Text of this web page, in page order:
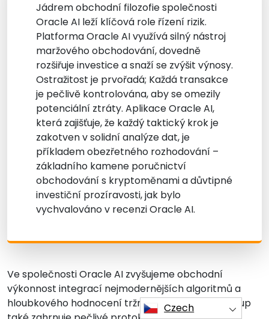
Jádrem obchodní filozofie společnosti
Oracle AI leží klíčová role řízení rizik.
Platforma Oracle AI využívá silný nástroj
maržového obchodování, dovedně
rozšiřuje investice a snaží se zvýšit výnosy.
Ostražitost je prvořadá; Každá transakce
je pečlivě kontrolována, aby se omezily
potenciální ztráty. Aplikace Oracle AI,
která zajišťuje, že každý taktický krok je
zakotven v solidní analýze dat, je
příkladem obezřetného rozhodování –
základního kamene poručnictví
obchodování s kryptoměnami a důvtipné
investiční prozíravosti, jak bylo
vychvalováno v recenzi Oracle AI.
Ve společnosti Oracle AI zvyšujeme obchodní
výkonnost integrací nejmodernějších algoritmů a
hloubkového hodnocení tržních trendů. Náš přístup
Czech